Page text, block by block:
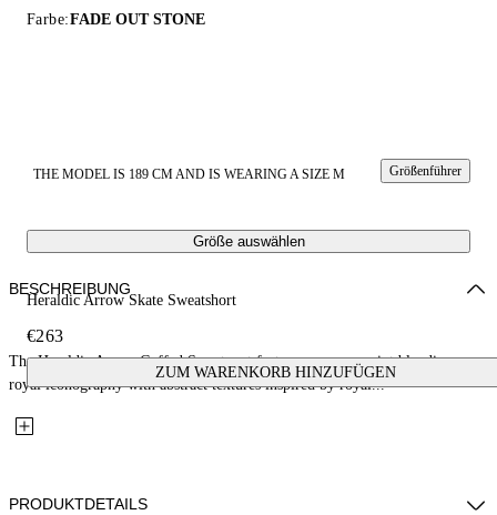
Farbe:FADE OUT STONE
THE MODEL IS 189 CM AND IS WEARING A SIZE M Größenführer
Größe auswählen
Heraldic Arrow Skate Sweatshort
€263
ZUM WARENKORB HINZUFÜGEN
BESCHREIBUNG
The Heraldic Arrow Cuffed Sweatpant features a screen print blending
royal iconography with abstract textures inspired by royal...
PRODUKTDETAILS